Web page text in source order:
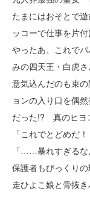
たまにはおそとで
ッコーで仕事を片
やったあ、これで
みの四天王・白虎
意気込んだのも束
ョンの入り口を偶
だった!? 真のヒヨ
「これでとどめだ
「……暴れすぎる
保護者もびっくり
走ひよこ娘と骨抜